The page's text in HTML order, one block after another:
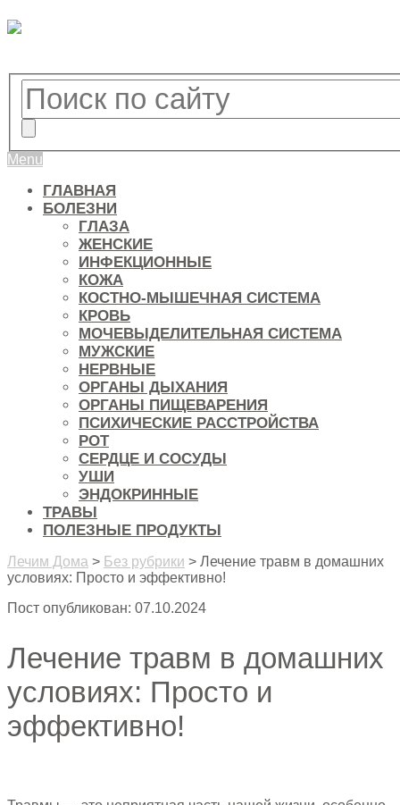
Menu
ГЛАВНАЯ
БОЛЕЗНИ
ГЛАЗА
ЖЕНСКИЕ
ИНФЕКЦИОННЫЕ
КОЖА
КОСТНО-МЫШЕЧНАЯ СИСТЕМА
КРОВЬ
МОЧЕВЫДЕЛИТЕЛЬНАЯ СИСТЕМА
МУЖСКИЕ
НЕРВНЫЕ
ОРГАНЫ ДЫХАНИЯ
ОРГАНЫ ПИЩЕВАРЕНИЯ
ПСИХИЧЕСКИЕ РАССТРОЙСТВА
РОТ
СЕРДЦЕ И СОСУДЫ
УШИ
ЭНДОКРИННЫЕ
ТРАВЫ
ПОЛЕЗНЫЕ ПРОДУКТЫ
Лечим Дома > Без рубрики > Лечение травм в домашних
условиях: Просто и эффективно!
Пост опубликован: 07.10.2024
Лечение травм в домашних
условиях: Просто и
эффективно!